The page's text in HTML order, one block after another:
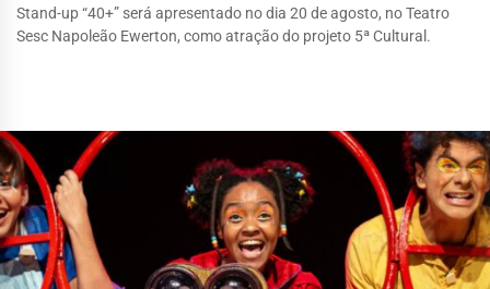
Stand-up “40+” será apresentado no dia 20 de agosto, no Teatro
Sesc Napoleão Ewerton, como atração do projeto 5ª Cultural.